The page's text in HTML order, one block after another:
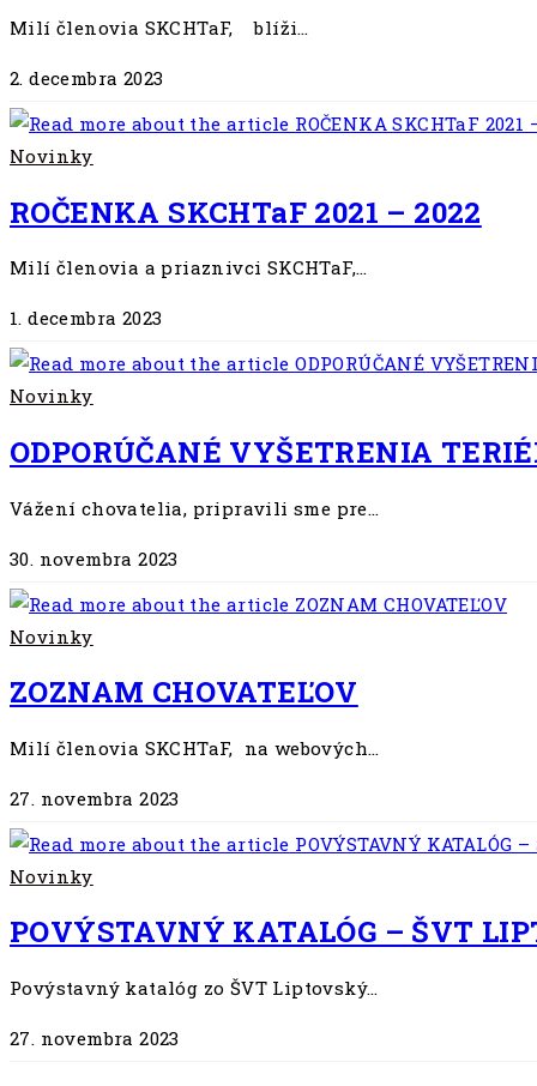
Milí členovia SKCHTaF, blíži…
2. decembra 2023
Novinky
ROČENKA SKCHTaF 2021 – 2022
Milí členovia a priaznivci SKCHTaF,…
1. decembra 2023
Novinky
ODPORÚČANÉ VYŠETRENIA
Vážení chovatelia, pripravili sme pre…
30. novembra 2023
Novinky
ZOZNAM CHOVATEĽOV
Milí členovia SKCHTaF, na webových…
27. novembra 2023
Novinky
POVÝSTAVNÝ KATALÓG – ŠVT
Povýstavný katalóg zo ŠVT Liptovský…
27. novembra 2023